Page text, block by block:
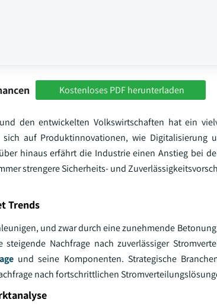
Kostenloses PDF herunterladen
den entwickelten Volkswirtschaften hat ein
sich auf Produktinnovationen, wie Digitalisierung
hinaus erfährt die Industrie einen Anstieg bei
strengere Sicherheits- und
Trends
und zwar durch eine zunehmende
Nachfrage nach zuverlässiger
und seine Komponenten. Strategische
nach fortschrittlichen